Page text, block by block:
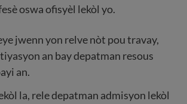
oswa ofisyèl lekòl yo.
jwenn yon relve nòt pou travay,
an bay depatman resous
an.
la, rele depatman admisyon lekòl